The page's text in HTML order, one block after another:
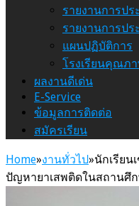
รายงานการปร
รายงานการป
แผนปฏิบัติการ
โรงเรียนคุณภ
ผลงานดีเด่น
E-Service
ข้อมูลการติดต่อ
สมัครเรียน
Home»งานทั่วไป»นักเรียน
ปัญหายาเสพติดในสถานศึ